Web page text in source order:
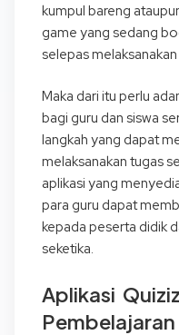
kumpul bareng
game yang sedang
selepas
Maka dari itu perlu
bagi guru dan siswa
langkah yang dapat
melaksanakan tugas
aplikasi yang
para guru dapat
kepada peserta didik
seketika.
Aplikasi
Pembelajaran